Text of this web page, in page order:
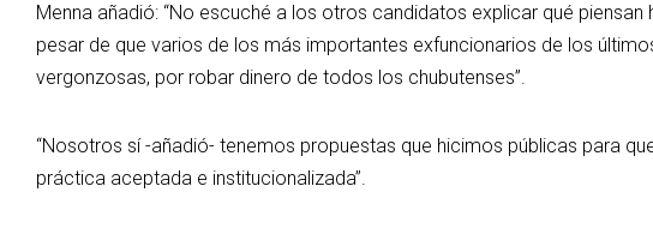
Menna añadió: “No escuché a los otros candidatos explicar qué
pesar de que varios de los más importantes exfuncionarios de los
vergonzosas, por robar dinero de todos los chubutenses”.
“Nosotros sí -añadió- tenemos propuestas que hicimos públicas para
práctica aceptada e institucionalizada”.